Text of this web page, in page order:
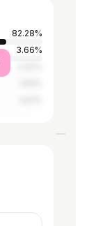
82.28%
3.66%